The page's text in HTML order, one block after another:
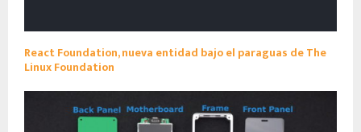
React Foundation, nueva entidad bajo el paraguas de The
Linux Foundation